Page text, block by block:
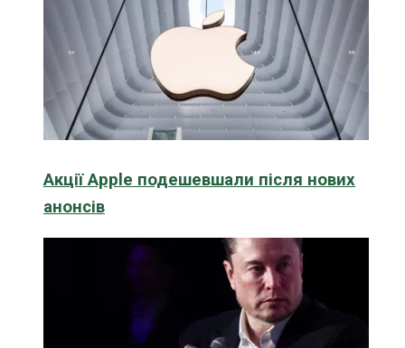
Акції Apple подешевшали після нових
анонсів